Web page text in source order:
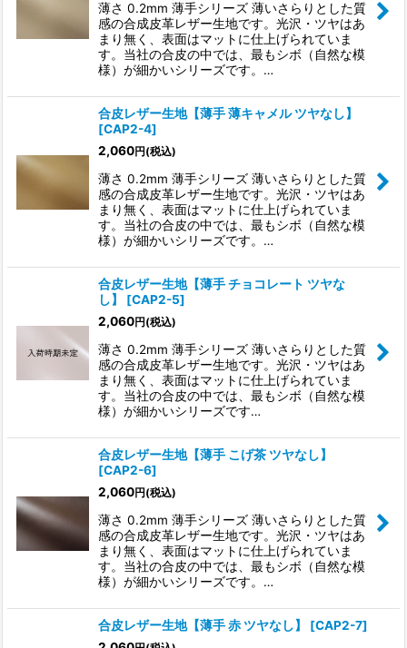
薄さ 0.2mm 薄手シリーズ 薄いさらりとした質
感の合成皮革レザー生地です。光沢・ツヤはあ
まり無く、表面はマットに仕上げられていま
す。当社の合皮の中では、最もシボ（自然な模
様）が細かいシリーズです。…
合皮レザー生地【薄手 薄キャメル ツヤなし】
[CAP2-4]
2,060円 (税込)
薄さ 0.2mm 薄手シリーズ 薄いさらりとした質
感の合成皮革レザー生地です。光沢・ツヤはあ
まり無く、表面はマットに仕上げられていま
す。当社の合皮の中では、最もシボ（自然な模
様）が細かいシリーズです。…
合皮レザー生地【薄手 チョコレート ツヤな
し】
[CAP2-5]
2,060円 (税込)
薄さ 0.2mm 薄手シリーズ 薄いさらりとした質
感の合成皮革レザー生地です。光沢・ツヤはあ
まり無く、表面はマットに仕上げられていま
す。当社の合皮の中では、最もシボ（自然な模
様）が細かいシリーズです…
合皮レザー生地【薄手 こげ茶 ツヤなし】
[CAP2-6]
2,060円 (税込)
薄さ 0.2mm 薄手シリーズ 薄いさらりとした質
感の合成皮革レザー生地です。光沢・ツヤはあ
まり無く、表面はマットに仕上げられていま
す。当社の合皮の中では、最もシボ（自然な模
様）が細かいシリーズです。…
合皮レザー生地【薄手 赤 ツヤなし】 [CAP2-7]